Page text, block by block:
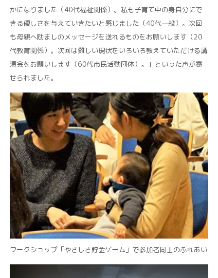
かになりました（40代福祉関係）。私も子育て中の身自分にで
きる優しさを与えていきたいと感じました（40代一般）。次回
も母親へ励ましのメッセージを送れるものをお願いします（20
代教育関係）。次回は難しい現状をいろいろ教えていただける講
演会をお願いします（60代市民活動団体）。」といった声が寄
せられました。
ワークショップ「やさしさ貯金ゲーム」で参加者同士のふれあい